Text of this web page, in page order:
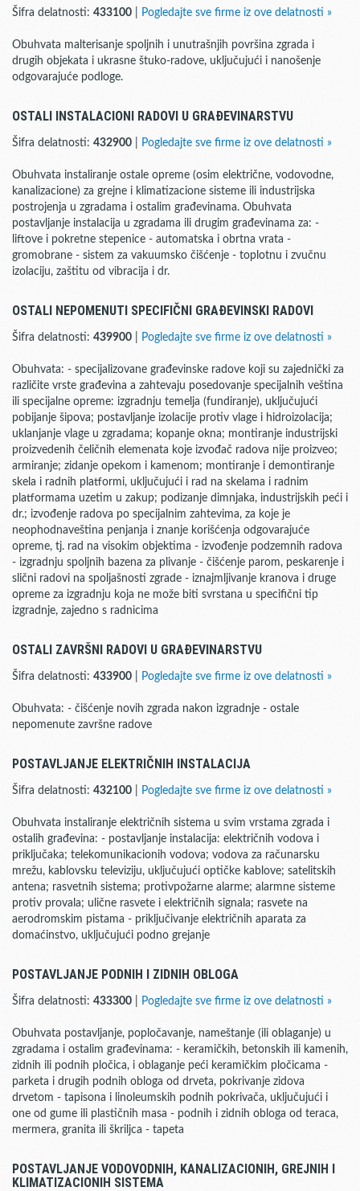
Šifra delatnosti: 433100 Pogledajte sve firme iz ove delatnosti »
Obuhvata malterisanje spoljnih i unutrašnjih površina zgrada i
drugih objekata i ukrasne štuko-radove, uključujući i nanošenje
odgovarajuće podloge.
OSTALI INSTALACIONI RADOVI U GRAĐEVINARSTVU
Šifra delatnosti: 432900 Pogledajte sve firme iz ove delatnosti »
Obuhvata instaliranje ostale opreme (osim električne, vodovodne,
kanalizacione) za grejne i klimatizacione sisteme ili industrijska
postrojenja u zgradama i ostalim građevinama. Obuhvata
postavljanje instalacija u zgradama ili drugim građevinama za: -
liftove i pokretne stepenice - automatska i obrtna vrata -
gromobrane - sistem za vakuumsko čišćenje - toplotnu i zvučnu
izolaciju, zaštitu od vibracija i dr.
OSTALI NEPOMENUTI SPECIFIČNI GRAĐEVINSKI RADOVI
Šifra delatnosti: 439900 Pogledajte sve firme iz ove delatnosti »
Obuhvata: - specijalizovane građevinske radove koji su zajednički za
različite vrste građevina a zahtevaju posedovanje specijalnih veština
ili specijalne opreme: izgradnju temelja (fundiranje), uključujući
pobijanje šipova; postavljanje izolacije protiv vlage i hidroizolacija;
uklanjanje vlage u zgradama; kopanje okna; montiranje industrijski
proizvedenih čeličnih elemenata koje izvođač radova nije proizveo;
armiranje; zidanje opekom i kamenom; montiranje i demontiranje
skela i radnih platformi, uključujući i rad na skelama i radnim
platformama uzetim u zakup; podizanje dimnjaka, industrijskih peći i
dr.; izvođenje radova po specijalnim zahtevima, za koje je
neophodnaveština penjanja i znanje korišćenja odgovarajuće
opreme, tj. rad na visokim objektima - izvođenje podzemnih radova
- izgradnju spoljnih bazena za plivanje - čišćenje parom, peskarenje i
slični radovi na spoljašnosti zgrade - iznajmljivanje kranova i druge
opreme za izgradnju koja ne može biti svrstana u specifični tip
izgradnje, zajedno s radnicima
OSTALI ZAVRŠNI RADOVI U GRAĐEVINARSTVU
Šifra delatnosti: 433900 Pogledajte sve firme iz ove delatnosti »
Obuhvata: - čišćenje novih zgrada nakon izgradnje - ostale
nepomenute završne radove
POSTAVLJANJE ELEKTRIČNIH INSTALACIJA
Šifra delatnosti: 432100 Pogledajte sve firme iz ove delatnosti »
Obuhvata instaliranje električnih sistema u svim vrstama zgrada i
ostalih građevina: - postavljanje instalacija: električnih vodova i
priključaka; telekomunikacionih vodova; vodova za računarsku
mrežu, kablovsku televiziju, uključujući optičke kablove; satelitskih
antena; rasvetnih sistema; protivpožarne alarme; alarmne sisteme
protiv provala; ulične rasvete i električnih signala; rasvete na
aerodromskim pistama - priključivanje električnih aparata za
domaćinstvo, uključujući podno grejanje
POSTAVLJANJE PODNIH I ZIDNIH OBLOGA
Šifra delatnosti: 433300 Pogledajte sve firme iz ove delatnosti »
Obuhvata postavljanje, popločavanje, nameštanje (ili oblaganje) u
zgradama i ostalim građevinama: - keramičkih, betonskih ili kamenih,
zidnih ili podnih pločica, i oblaganje peći keramičkim pločicama -
parketa i drugih podnih obloga od drveta, pokrivanje zidova
drvetom - tapisona i linoleumskih podnih pokrivača, uključujući i
one od gume ili plastičnih masa - podnih i zidnih obloga od teraca,
mermera, granita ili škriljca - tapeta
POSTAVLJANJE VODOVODNIH, KANALIZACIONIH, GREJNIH I
KLIMATIZACIONIH SISTEMA